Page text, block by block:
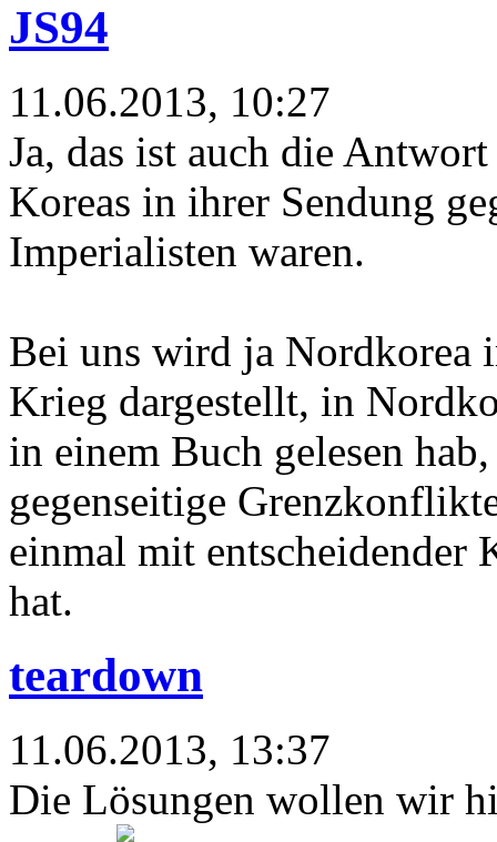
JS94
11.06.2013, 10:27
Ja, das ist auch die
Koreas in ihrer Sendung
Imperialisten waren.
Bei uns wird ja Nordkorea
Krieg dargestellt, in
in einem Buch gelesen
gegenseitige
einmal mit entscheidender
hat.
teardown
11.06.2013, 13:37
Die Lösungen wollen wir